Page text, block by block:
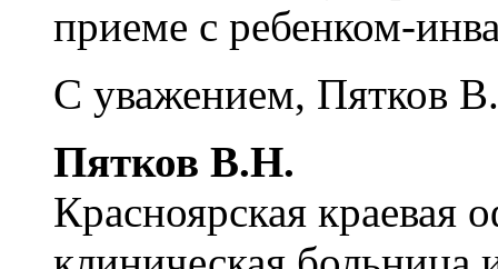
приеме с ребенком-
С уважением, Пятков
Пятков В.Н.
Красноярская краевая